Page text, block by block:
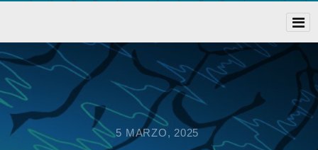
5 MARZO, 2025